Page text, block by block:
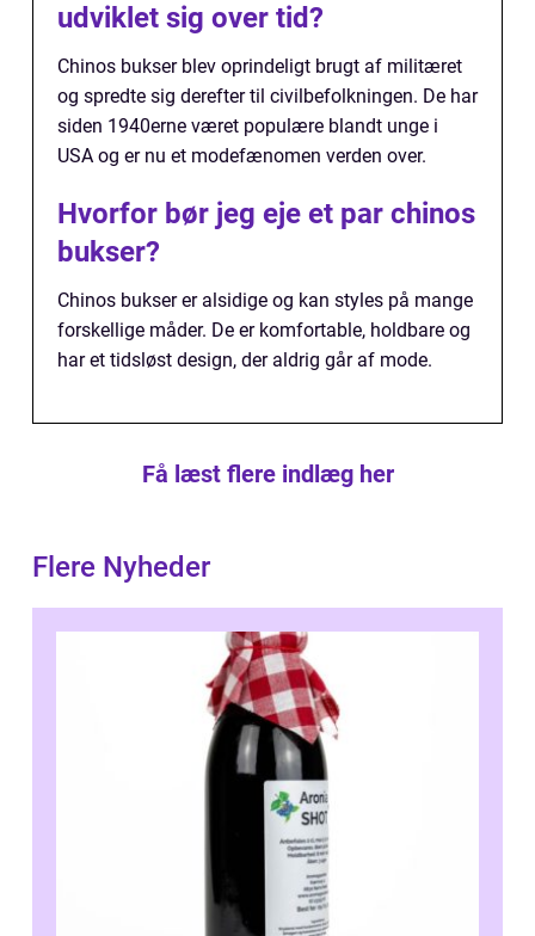
udviklet sig over tid?
Chinos bukser blev oprindeligt brugt af militæret
og spredte sig derefter til civilbefolkningen. De har
siden 1940erne været populære blandt unge i
USA og er nu et modefænomen verden over.
Hvorfor bør jeg eje et par chinos
bukser?
Chinos bukser er alsidige og kan styles på mange
forskellige måder. De er komfortable, holdbare og
har et tidsløst design, der aldrig går af mode.
Få læst flere indlæg her
Flere Nyheder